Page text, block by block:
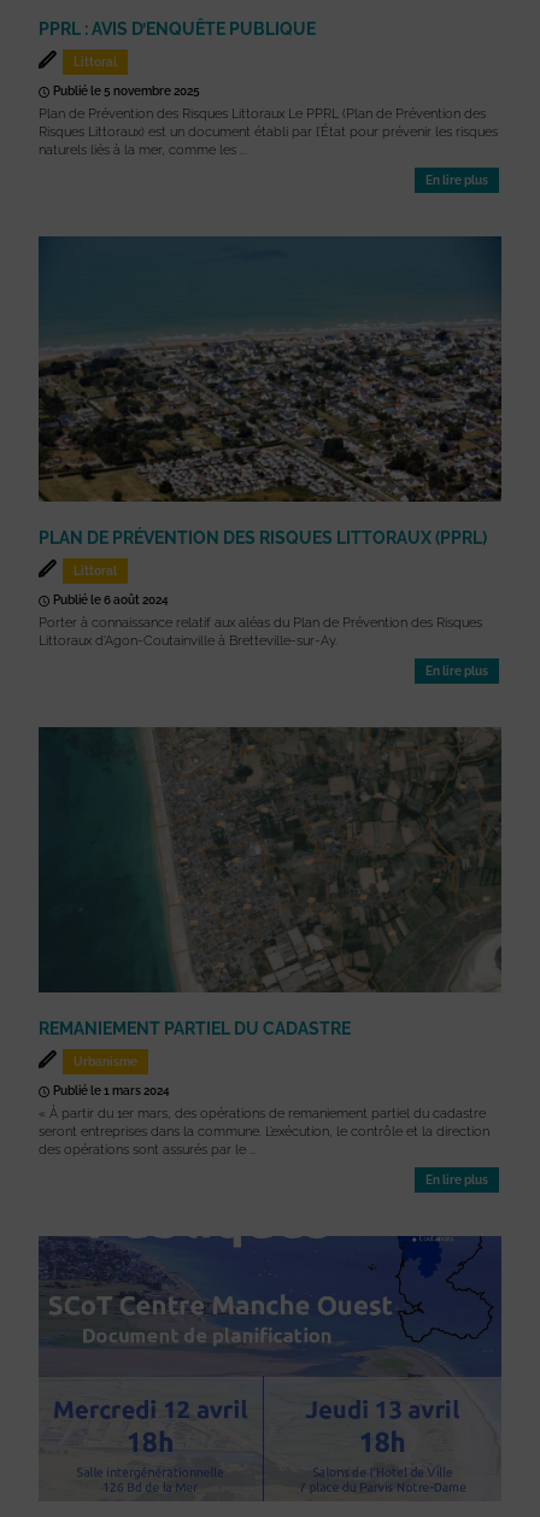
PPRL : AVIS D’ENQUÊTE PUBLIQUE
Littoral
Publié le 5 novembre 2025
Plan de Prévention des Risques Littoraux Le PPRL (Plan de Prévention des
Risques Littoraux) est un document établi par l’État pour prévenir les risques
naturels liés à la mer, comme les ...
En lire plus
PLAN DE PRÉVENTION DES RISQUES LITTORAUX (PPRL)
Littoral
Publié le 6 août 2024
Porter à connaissance relatif aux aléas du Plan de Prévention des Risques
Littoraux d'Agon-Coutainville à Bretteville-sur-Ay.
En lire plus
REMANIEMENT PARTIEL DU CADASTRE
Urbanisme
Publié le 1 mars 2024
« À partir du 1er mars, des opérations de remaniement partiel du cadastre
seront entreprises dans la commune. L’exécution, le contrôle et la direction
des opérations sont assurés par le ...
En lire plus